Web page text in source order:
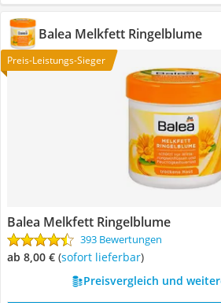
Balea Melkfett Ringelblume
Preis-Leistungs-Sieger
Balea Melkfett Ringelblume
393 Bewertungen
ab 8,00 € ( Sofort lieferbar)
Preisvergleich und